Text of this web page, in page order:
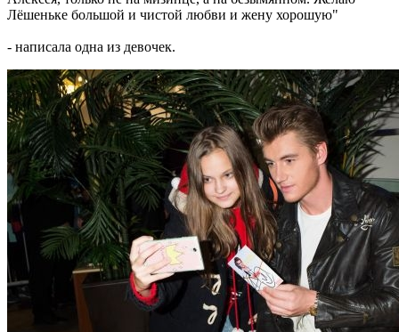
Лёшеньке большой и чистой любви и жену хорошую"
- написала одна из девочек.